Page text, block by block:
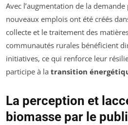
Avec l’augmentation de la
nouveaux emplois ont été créés
collecte et le traitement des
communautés rurales bénéficient
initiatives, ce qui renforce leur
participe à la transition
La perception et
biomasse par le